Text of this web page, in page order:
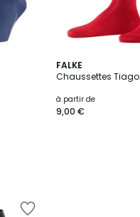
FALKE
Chaussettes Tiago
à partir de
9,00 €
2
Couleurs